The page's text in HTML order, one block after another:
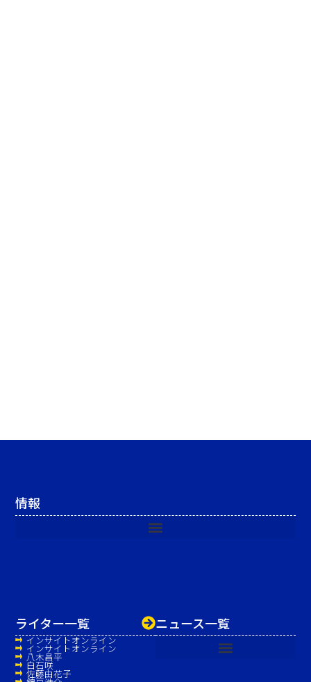
ニュース一覧
ライター一覧
インサイトオンライン
インサイトオンライン
八木昌平
白石咲
佐藤由花子
情報